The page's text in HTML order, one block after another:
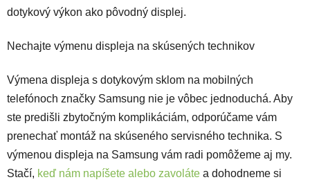
dotykový výkon ako pôvodný displej.
Nechajte výmenu displeja na skúsených technikov
Výmena displeja s dotykovým sklom na mobilných
telefónoch značky Samsung nie je vôbec jednoduchá. Aby
ste predišli zbytočným komplikáciám, odporúčame vám
prenechať montáž na skúseného servisného technika. S
výmenou displeja na Samsung vám radi pomôžeme aj my.
Stačí, keď nám napíšete alebo zavoláte a dohodneme si